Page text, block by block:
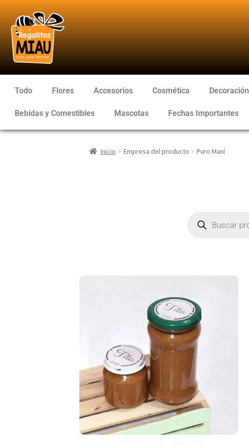
Todo Flores Accesorios Cosmética Decoración
Bebidas y Comestibles Mascotas Fechas Importantes
Inicio Empresa del producto Puro Maní